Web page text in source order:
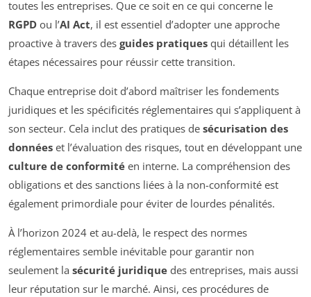
toutes les entreprises. Que ce soit en ce qui concerne le
RGPD ou l’AI Act, il est essentiel d’adopter une approche
proactive à travers des guides pratiques qui détaillent les
étapes nécessaires pour réussir cette transition.
Chaque entreprise doit d’abord maîtriser les fondements
juridiques et les spécificités réglementaires qui s’appliquent à
son secteur. Cela inclut des pratiques de sécurisation des
données et l’évaluation des risques, tout en développant une
culture de conformité en interne. La compréhension des
obligations et des sanctions liées à la non-conformité est
également primordiale pour éviter de lourdes pénalités.
À l’horizon 2024 et au-delà, le respect des normes
réglementaires semble inévitable pour garantir non
seulement la sécurité juridique des entreprises, mais aussi
leur réputation sur le marché. Ainsi, ces procédures de